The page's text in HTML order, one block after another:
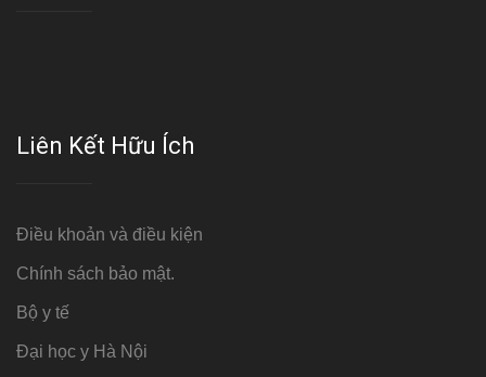
Liên Kết Hữu Ích
Điều khoản và điều kiện
Chính sách bảo mật.
Bộ y tế
Đại học y Hà Nội